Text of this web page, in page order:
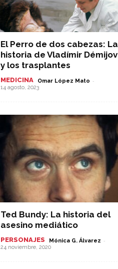
El Perro de dos cabezas: La
historia de Vladímir Démijov
y los trasplantes
MEDICINA Omar López Mato -
14 agosto, 2023
Ted Bundy: La historia del
asesino mediático
PERSONAJES Mónica G. Álvarez -
24 noviembre, 2020